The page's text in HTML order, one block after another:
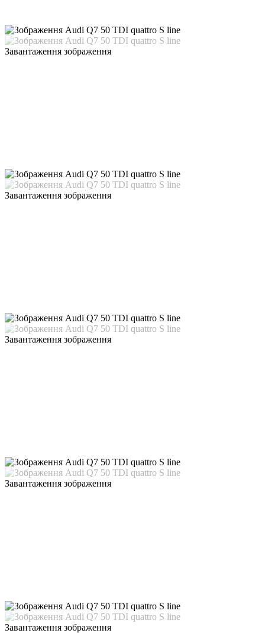
Завантаження зображення
Завантаження зображення
Завантаження зображення
Завантаження зображення
Завантаження зображення